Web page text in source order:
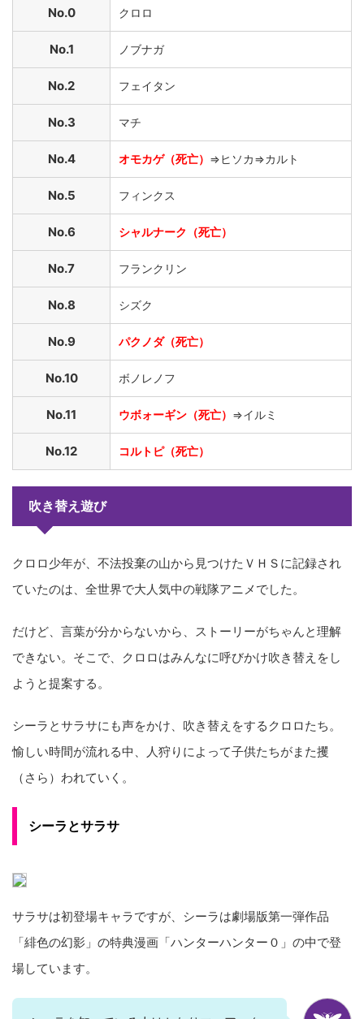
No.0 クロロ
No.1 ノブナガ
No.2 フェイタン
No.3 マチ
No.4 オモカゲ（死亡） ⇒ヒソカ⇒カルト
No.5 フィンクス
No.6 シャルナーク（死亡）
No.7 フランクリン
No.8 シズク
No.9 パクノダ（死亡）
No.10 ボノレノフ
No.11 ウボォーギン（死亡） ⇒イルミ
No.12 コルトピ（死亡）
吹き替え遊び
クロロ少年が、不法投棄の山から見つけたＶＨＳに記録され
ていたのは、全世界で大人気中の戦隊アニメでした。
だけど、言葉が分からないから、ストーリーがちゃんと理解
できない。そこで、クロロはみんなに呼びかけ吹き替えをし
ようと提案する。
シーラとサラサにも声をかけ、吹き替えをするクロロたち。
愉しい時間が流れる中、人狩りによって子供たちがまた攫
（さら）われていく。
シーラとサラサ
サラサは初登場キャラですが、シーラは劇場版第一弾作品
「緋色の幻影」の特典漫画「ハンターハンター０」の中で登
場しています。